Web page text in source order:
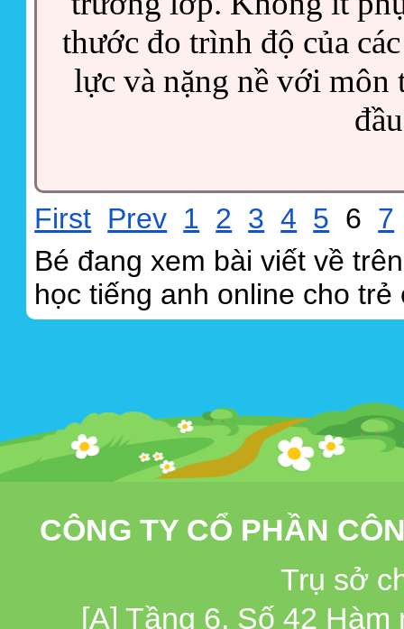
thước đo trình độ của
lực và nặng nề với môn
First Prev 1 2 3 4 5 6 7
Bé đang xem bài viết về
học tiếng anh online cho
CÔNG TY CỔ PHẦN
Trụ sở
[A] Tầng 6, Số 42